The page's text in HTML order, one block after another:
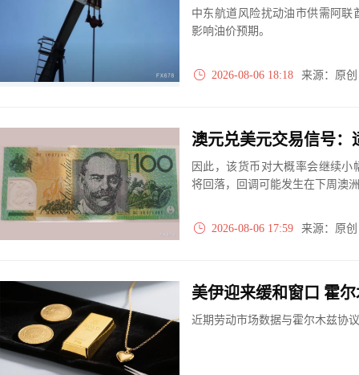
中东航道风险扰动油市供需阿
影响油价预期。
2026-08-06 18:18 来源：原
因此，该货币对大概率会继续
将回落，回调可能发生在下周澳
2026-08-06 17:59 来源：原
美伊迎来缓和窗口 霍
近期劳动市场数据与霍尔木兹协